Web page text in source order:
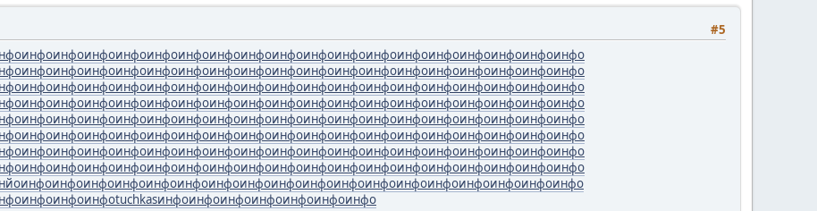
#5
инфоинфоинфоинфоинфоинфоинфоинфоинфоинфоинфоинфоинфоинфоинфоинфоинфоинфо
инфоинфоинфоинфоинфоинфоинфоинфоинфоинфоинфоинфоинфоинфоинфоинфоинфоинфо
инфоинфоинфоинфоинфоинфоинфоинфоинфоинфоинфоинфоинфоинфоинфоинфоинфоинфо
инфоинфоинфоинфоинфоинфоинфоинфоинфоинфоинфоинфоинфоинфоинфоинфоинфоинфо
инфоинфоинфоинфоинфоинфоинфоинфоинфоинфоинфоинфоинфоинфоинфоинфоинфоинфо
инфоинфоинфоинфоинфоинфоинфоинфоинфоинфоинфоинфоинфоинфоинфоинфоинфоинфо
инфоинфоинфоинфоинфоинфоинфоинфоинфоинфоинфоинфоинфоинфоинфоинфоинфоинфо
инфоинфоинфоинфоинфоинфоинфоинфоинфоинфоинфоинфоинфоинфоинфоинфоинфоинфо
инфоинфоинфоинфоинфоинфоинфоинфоинфоинфоинфоинфоинфоинфоинфоинфоинфоинфо
инфоинфоинфоtuchkasинфоинфоинфоинфоинфоинфоинфо